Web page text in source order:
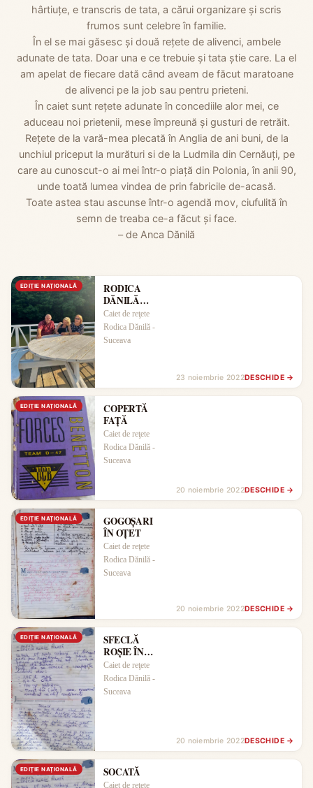
hârtiuțe, e transcris de tata, a cărui organizare și scris
frumos sunt celebre în familie.
În el se mai găsesc și două rețete de alivenci, ambele
adunate de tata. Doar una e ce trebuie și tata știe care. La el
am apelat de fiecare dată când aveam de făcut maratoane
de alivenci pe la job sau pentru prieteni.
În caiet sunt rețete adunate în concediile alor mei, ce
aduceau noi prietenii, mese împreună și gusturi de retrăit.
Rețete de la vară-mea plecată în Anglia de ani buni, de la
unchiul priceput la murături si de la Ludmila din Cernăuți, pe
care au cunoscut-o ai mei într-o piață din Polonia, în anii 90,
unde toată lumea vindea de prin fabricile de-acasă.
Toate astea stau ascunse într-o agendă mov, ciufulită în
semn de treaba ce-a făcut și face.
– de Anca Dănilă
EDIŢIE NAŢIONALĂ
RODICA
DĂNILĂ
ÎMPREUNĂ
CU SOȚUL
ȘI UNA
Caiet de reţete
Rodica Dănilă -
Suceava
23 noiembrie 2022DESCHIDE →
EDIŢIE NAŢIONALĂ
COPERTĂ
FAȚĂ
Caiet de reţete
Rodica Dănilă -
Suceava
20 noiembrie 2022DESCHIDE →
EDIŢIE NAŢIONALĂ
GOGOȘARI
ÎN OȚET
Caiet de reţete
Rodica Dănilă -
Suceava
20 noiembrie 2022DESCHIDE →
EDIŢIE NAŢIONALĂ
SFECLĂ
ROȘIE ÎN
OȚET
Caiet de reţete
Rodica Dănilă -
Suceava
20 noiembrie 2022DESCHIDE →
EDIŢIE NAŢIONALĂ SOCATĂ
Caiet de reţete